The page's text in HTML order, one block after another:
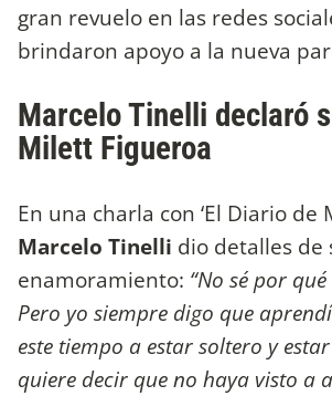
gran revuelo en las redes
brindaron apoyo a la nueva
Marcelo Tinelli declaró
Milett Figueroa
En una charla con ‘El Diario de
Marcelo Tinelli dio detalles de
enamoramiento: “No sé por
Pero yo siempre digo que
este tiempo a estar soltero y
quiere decir que no haya visto a